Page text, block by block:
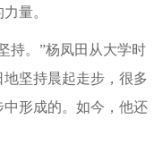
量。
持。”杨凤田从大学时
坚持晨起走步，很多
形成的。如今，他还